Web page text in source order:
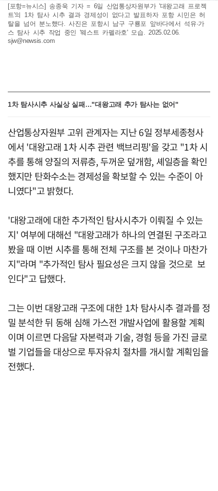
[포항=뉴시스] 송종욱 기자 = 6일 산업통상자원부가 '대왕고래 프로젝
트'의 1차 탐사 시추 결과 경제성이 없다고 발표하자 포항 시민은 허
탈을 넘어 분노했다. 사진은 포항시 남구 구룡포 앞바다에서 석유·가
스 탐사 시추 작업 중인 '웨스트 카펠라호' 모습. 2025.02.06.
sjw@newsis.com
1차 탐사시추 사실상 실패…"대왕고래 추가 탐사는 없어"
산업통상자원부 고위 관계자는 지난 6일 정부세종청사
에서 '대왕고래 1차 시추 관련 백브리핑'을 갖고 "1차 시
추를 통해 양질의 저류층, 두꺼운 덮개함, 셰일층을 확인
했지만 탄화수소는 경제성을 확보할 수 있는 수준이 아
니였다"고 밝혔다.
'대왕고래에 대한 추가적인 탐사시추가 이뤄질 수 있는
지' 여부에 대해선 "대왕고래가 하나의 연결된 구조라고
봤을 때 이번 시추를 통해 전체 구조를 본 것이나 마찬가
지"라며 "추가적인 탐사 필요성은 크지 않을 것으로 보
인다"고 답했다.
그는 이번 대왕고래 구조에 대한 1차 탐사시추 결과를 정
밀 분석한 뒤 동해 심해 가스전 개발사업에 활용할 계획
이며 이르면 다음달 자본력과 기술, 경험 등을 가진 글로
벌 기업들을 대상으로 투자유치 절차를 개시할 계획임을
전했다.